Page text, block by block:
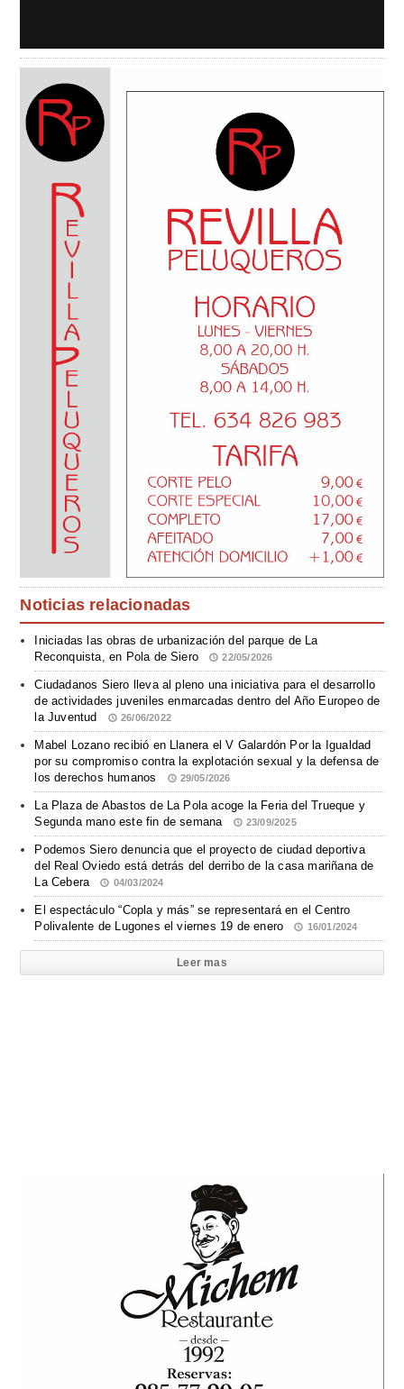
Noticias relacionadas
Iniciadas las obras de urbanización del parque de La
Reconquista, en Pola de Siero
22/05/2026
Ciudadanos Siero lleva al pleno una iniciativa para el desarrollo
de actividades juveniles enmarcadas dentro del Año Europeo de
la Juventud
26/06/2022
Mabel Lozano recibió en Llanera el V Galardón Por la Igualdad
por su compromiso contra la explotación sexual y la defensa de
los derechos humanos
29/05/2026
La Plaza de Abastos de La Pola acoge la Feria del Trueque y
Segunda mano este fin de semana
23/09/2025
Podemos Siero denuncia que el proyecto de ciudad deportiva
del Real Oviedo está detrás del derribo de la casa mariñana de
La Cebera
04/03/2024
El espectáculo “Copla y más” se representará en el Centro
Polivalente de Lugones el viernes 19 de enero
16/01/2024
Leer mas